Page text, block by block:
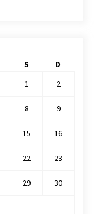
S
D
1
2
8 9
15 16
22 23
29 30